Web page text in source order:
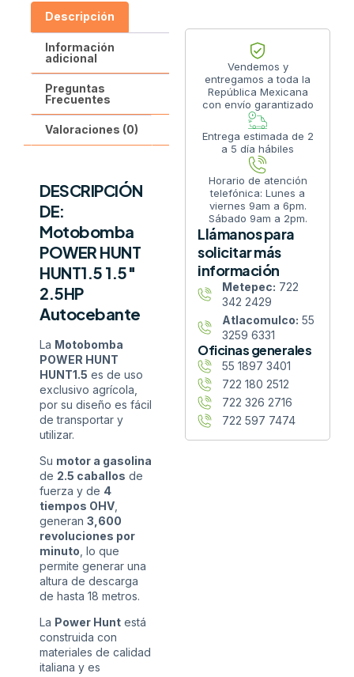
Descripción
Información
adicional
Preguntas
Frecuentes
Valoraciones (0)
DESCRIPCIÓN
DE:
Motobomba
POWER HUNT
HUNT1.5 1.5″
2.5HP
Autocebante
La Motobomba
POWER HUNT
HUNT1.5 es de uso
exclusivo agrícola,
por su diseño es fácil
de transportar y
utilizar.
Su motor a gasolina
de 2.5 caballos de
fuerza y de 4
tiempos OHV
generan 3,600
revoluciones por
minuto , lo que
permite generar una
altura de descarga
de hasta 18 metros.
La Power Hunt está
construida con
materiales de calidad
italiana y es
Vendemos y
entregamos a toda la
República Mexicana
con envío garantizado
Entrega estimada de 2
a 5 día hábiles
Horario de atención
telefónica: Lunes a
viernes 9am a 6pm.
Sábado 9am a 2pm.
Llámanos para
solicitar más
información
Metepec: 722
342 2429
Atlacomulco: 55
3259 6331
Oficinas generales
55 1897 3401
722 180 2512
722 326 2716
722 597 7474